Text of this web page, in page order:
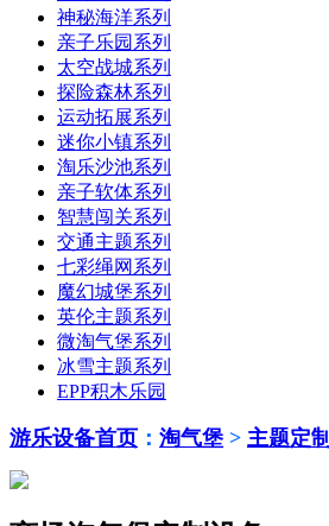
神秘海洋系列
亲子乐园系列
太空战城系列
探险森林系列
运动拓展系列
迷你小镇系列
淘乐沙池系列
亲子软体系列
智慧闯关系列
交通主题系列
七彩绳网系列
魔幻城堡系列
英伦主题系列
微淘气堡系列
冰雪主题系列
EPP积木乐园
游乐设备首页 ： 淘气堡 > 主题定制